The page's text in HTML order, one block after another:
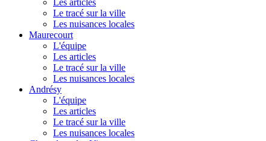
Les articles
Le tracé sur la ville
Les nuisances locales
Maurecourt
L'équipe
Les articles
Le tracé sur la ville
Les nuisances locales
Andrésy
L'équipe
Les articles
Le tracé sur la ville
Les nuisances locales